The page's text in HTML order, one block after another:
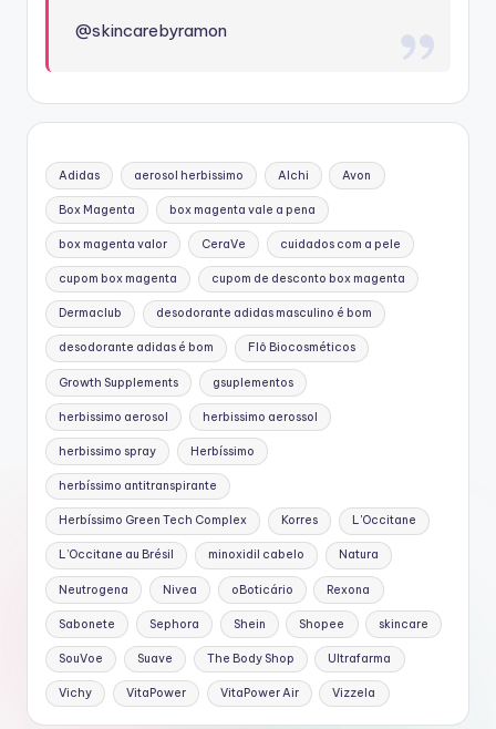
@skincarebyramon
Adidas aerosol herbissimo Alchi Avon
Box Magenta box magenta vale a pena
box magenta valor CeraVe cuidados com a pele
cupom box magenta cupom de desconto box magenta
Dermaclub desodorante adidas masculino é bom
desodorante adidas é bom Flô Biocosméticos
Growth Supplements gsuplementos
herbissimo aerosol herbissimo aerossol
herbissimo spray Herbíssimo
herbíssimo antitranspirante
Herbíssimo Green Tech Complex Korres L'Occitane
L’Occitane au Brésil minoxidil cabelo Natura
Neutrogena Nivea oBoticário Rexona
Sabonete Sephora Shein Shopee skincare
SouVoe Suave The Body Shop Ultrafarma
Vichy VitaPower VitaPower Air Vizzela